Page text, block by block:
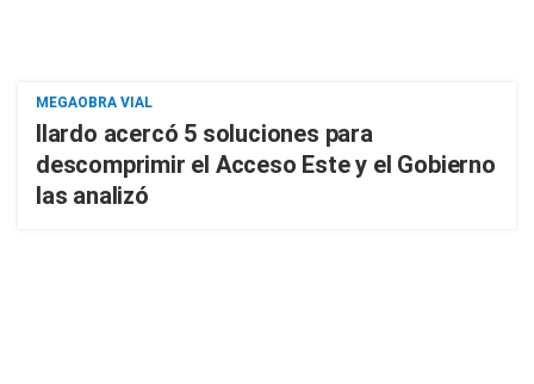
MEGAOBRA VIAL
Ilardo acercó 5 soluciones para
descomprimir el Acceso Este y el Gobierno
las analizó